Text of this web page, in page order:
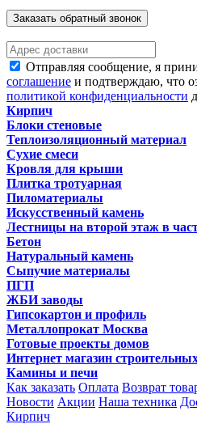
Заказать обратный звонок
Отправляя сообщение, я
соглашение и подтверждаю, что
политикой конфиденциальности
Кирпич
Блоки стеновые
Теплоизоляционный материал
Сухие смеси
Кровля для крыши
Плитка тротуарная
Пиломатериалы
Искусственный камень
Лестницы на второй этаж в
Бетон
Натуральный камень
Сыпучие материалы
ПГП
ЖБИ заводы
Гипсокартон и профиль
Металлопрокат Москва
Готовые проекты домов
Интернет магазин
Камины и печи
Как заказать Оплата Возврат
Новости Акции Наша техника
Кирпич